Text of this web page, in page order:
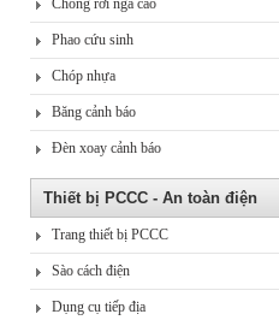
Chống rơi ngã cao
Phao cứu sinh
Chóp nhựa
Băng cảnh báo
Đèn xoay cảnh báo
Thiết bị PCCC - An toàn điện
Trang thiết bị PCCC
Sào cách điện
Dụng cụ tiếp địa